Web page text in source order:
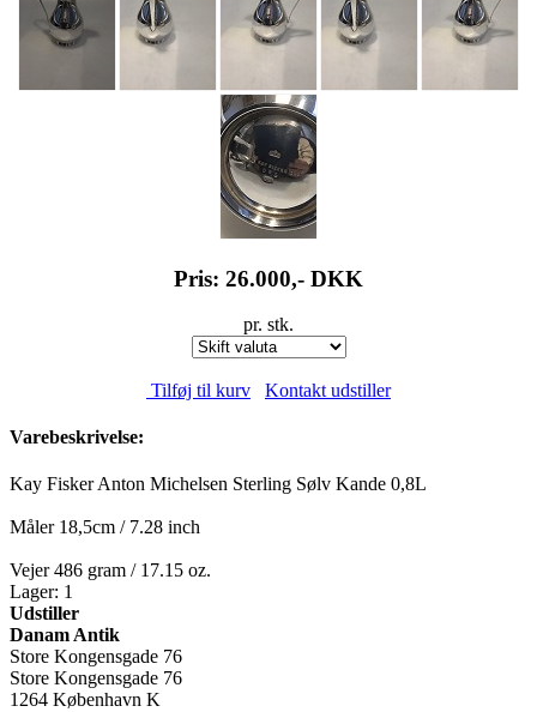
Pris: 26.000,- DKK
pr. stk.
Tilføj til kurv Kontakt udstiller
Varebeskrivelse:
Kay Fisker Anton Michelsen Sterling Sølv Kande 0,8L
Måler 18,5cm / 7.28 inch
Vejer 486 gram / 17.15 oz.
Lager: 1
Udstiller
Danam Antik
Store Kongensgade 76
Store Kongensgade 76
1264 København K